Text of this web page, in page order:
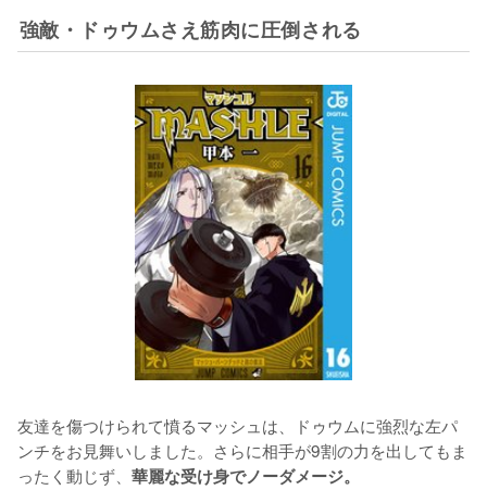
強敵・ドゥウムさえ筋肉に圧倒される
友達を傷つけられて憤るマッシュは、ドゥウムに強烈な左パ
ンチをお見舞いしました。さらに相手が9割の力を出してもま
ったく動じず、 華麗な受け身でノーダメージ。